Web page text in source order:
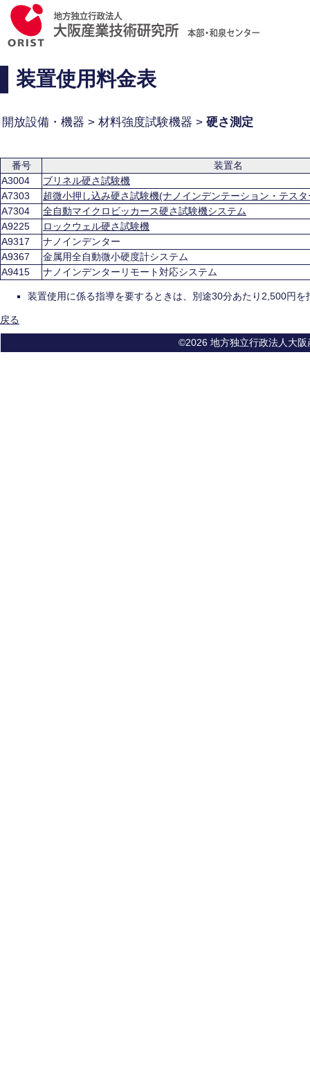
装置使用料金表
開放設備・機器 > 材料強度試験機器 >硬さ測定
番号
装置名
A3004
ブリネル硬さ試験機
A7303
超微小押し込み硬さ試験機(ナノインデンテーション・テス
A7304
全自動マイクロビッカース硬さ試験機システム
A9225
ロックウェル硬さ試験機
A9317
ナノインデンター
A9367
金属用全自動微小硬度計システム
A9415
ナノインデンターリモート対応システム
装置使用に係る指導を要するときは、別途30分あたり2,500円
戻る
©2026 地方独立行政法人大阪